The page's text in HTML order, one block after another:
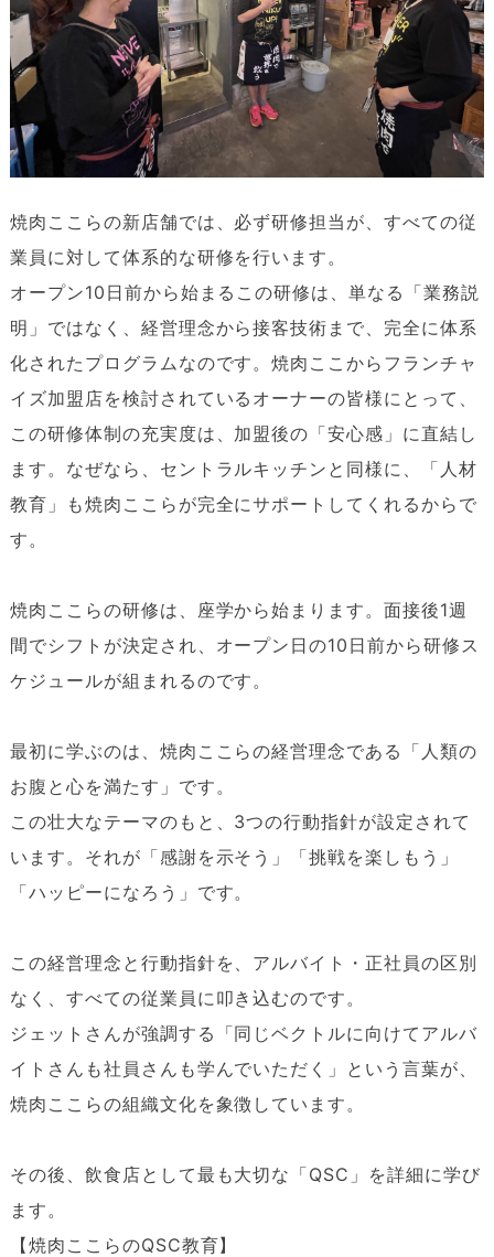
焼肉ここらの新店舗では、必ず研修担当が、すべての従
業員に対して体系的な研修を行います。
オープン10日前から始まるこの研修は、単なる「業務説
明」ではなく、経営理念から接客技術まで、完全に体系
化されたプログラムなのです。焼肉ここからフランチャ
イズ加盟店を検討されているオーナーの皆様にとって、
この研修体制の充実度は、加盟後の「安心感」に直結し
ます。なぜなら、セントラルキッチンと同様に、「人材
教育」も焼肉ここらが完全にサポートしてくれるからで
す。
焼肉ここらの研修は、座学から始まります。面接後1週
間でシフトが決定され、オープン日の10日前から研修ス
ケジュールが組まれるのです。
最初に学ぶのは、焼肉ここらの経営理念である「人類の
お腹と心を満たす」です。
この壮大なテーマのもと、3つの行動指針が設定されて
います。それが「感謝を示そう」「挑戦を楽しもう」
「ハッピーになろう」です。
この経営理念と行動指針を、アルバイト・正社員の区別
なく、すべての従業員に叩き込むのです。
ジェットさんが強調する「同じベクトルに向けてアルバ
イトさんも社員さんも学んでいただく」という言葉が、
焼肉ここらの組織文化を象徴しています。
その後、飲食店として最も大切な「QSC」を詳細に学び
ます。
【焼肉ここらのQSC教育】